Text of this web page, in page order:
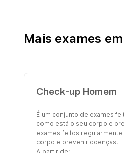
Mais exames
Check-up Homem
É um conjunto de exames
como está o seu corpo e
exames feitos
corpo e prevenir doenças.